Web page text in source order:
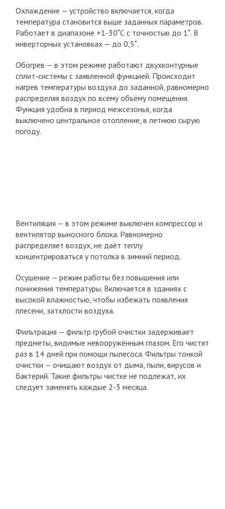
Охлаждение — устройство включается, когда
температура становится выше заданных параметров.
Работает в диапазоне +1-30˚С с точностью до 1˚. В
инверторных установках — до 0,5˚.
Обогрев — в этом режиме работают двухконтурные
сплит-системы с заявленной функцией. Происходит
нагрев температуры воздуха до заданной, равномерно
распределяя воздух по всему объёму помещения.
Функция удобна в период межсезонья, когда
выключено центральное отопление, в летнюю сырую
погоду.
Вентиляция — в этом режиме выключен компрессор и
вентилятор выносного блока. Равномерно
распределяет воздух, не даёт теплу
концентрироваться у потолка в зимний период.
Осушение — режим работы без повышения или
понижения температуры. Включается в зданиях с
высокой влажностью, чтобы избежать появления
плесени, затхлости воздуха.
Фильтрация — фильтр грубой очистки задерживает
предметы, видимые невооружённым глазом. Его чистят
раз в 14 дней при помощи пылесоса. Фильтры тонкой
очистки — очищают воздух от дыма, пыли, вирусов и
бактерий. Такие фильтры чистке не подлежат, их
следует заменять каждые 2-3 месяца.